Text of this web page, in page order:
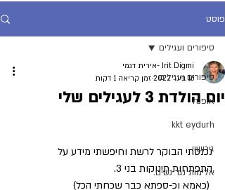
פוסט
סיפורים ועגילים
אופנה
kkt eydurh
גירושין
אלימות נגד נשים.
סיפורים ועגילים
יום הולדת 3 לעגילים שלי
Irit Digmi -אירית דגמי
16 בינו׳ 2022
זמן קריאה 1 דקות
נכנסתי הבוקר לרשת וחיפשתי מידע על
התפתחות תינוקות בני 3.